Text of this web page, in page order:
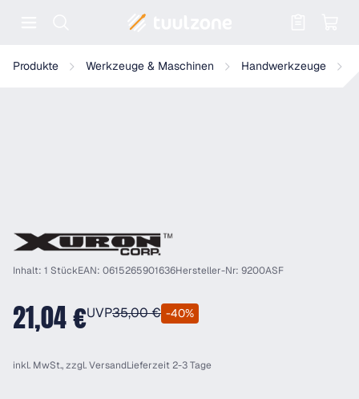
Produkte Werkzeuge & Maschinen Handwerkzeuge
Xuron 9200ASF Micro-Shear Seitenschneider spitzer Kopf mit
Inhalt: 1 StückEAN: 0615265901636Hersteller-Nr: 9200ASF
21,04 €UVP35,00 € -40%
inkl. MwSt., zzgl.VersandLieferzeit 2-3 Tage